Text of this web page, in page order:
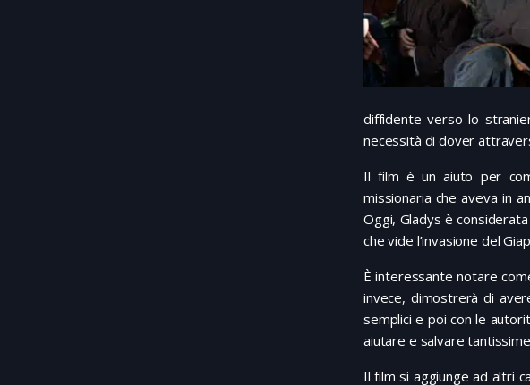
diffidente verso lo
necessità di dover
Il film è un aiuto per
missionaria che aveva in
Oggi, Gladys è
che vide l’invasione del
È interessante notare
invece, dimostrerà di
semplici e poi con le
aiutare e salvare
Il film si aggiunge ad altri